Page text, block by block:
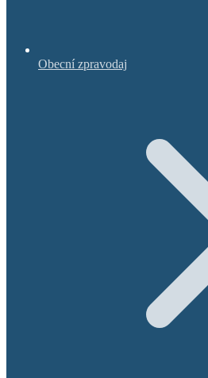
Obecní zpravodaj